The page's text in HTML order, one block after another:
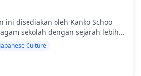
ini disediakan oleh Kanko School
sekolah dengan sejarah lebih
Kualitas seragam sekolah yang
siswa Jepang sangat tinggi, dan
perasaan menjadi siswa sekolah
Japanese Culture